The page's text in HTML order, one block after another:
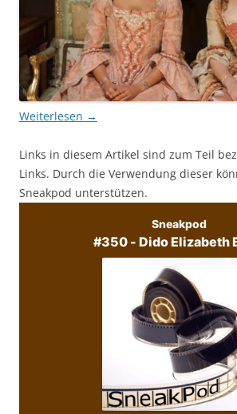
Weiterlesen →
Links in diesem Artikel sind zum Teil
Links. Durch die Verwendung dieser
Sneakpod unterstützen.